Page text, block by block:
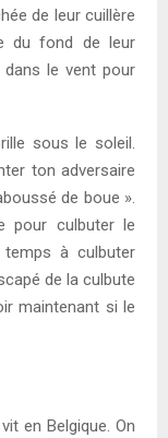
de leur cuillère
du fond de leur
le vent pour
sous le soleil.
ton adversaire
de boue ».
pour culbuter le
à culbuter
de la culbute
maintenant si le
en Belgique. On